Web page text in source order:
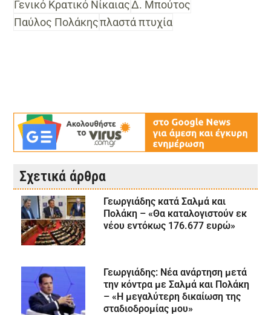
Γενικό Κρατικό ΝίκαιαςΔ. Μπούτος
Παύλος Πολάκηςπλαστά πτυχία
Σχετικά άρθρα
Γεωργιάδης κατά Σαλμά και
Πολάκη – «Θα καταλογιστούν εκ
νέου εντόκως 176.677 ευρώ»
Γεωργιάδης: Νέα ανάρτηση μετά
την κόντρα με Σαλμά και Πολάκη
– «Η μεγαλύτερη δικαίωση της
σταδιοδρομίας μου»